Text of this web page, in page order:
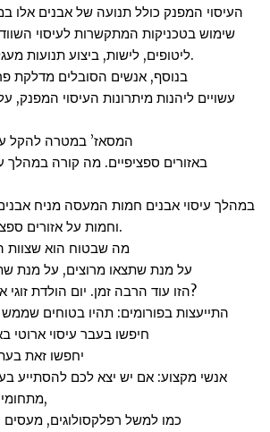
העיסוי המפנק כולל תנועה של אבנים אלו
שימוש בטכניקות המתקשרות לעיסוי
ליטופים, לישות, ביצוע תנועות מעגליות, לחיצות ועוד.
בנוסף, אנשים הסובלים מדלקת
עשויים ליהנות מיתרונות העיסוי המפנק,
המסאז’ במטרה להקל
באזורים ספציפיים. מה קורה במהלך
במהלך עיסוי אבנים חמות המעסה מניח
וחמות על אזורים ספציפיים לאורך הגוף.
מה שבטוח הוא שצוות
על מנת שתצאו מרוצים, על מנת
הזו עוד הרבה זמן. יום הולדת זוגי או עם עוד מוזמנים?
התייעצות בפורומים: תהיו בטוחים
חיפשו בעבר עיסוי ארוטי
יחפשו זאת
אנשי מקצוע: אם יש יצא לכם להסתייע
מתחומים מקבילים באזור,
כמו למשל רפלקסולוגים, מעסים